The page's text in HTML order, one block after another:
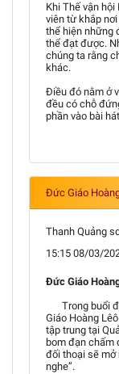
Khi Thế vận
viên từ khắp
thể hiện những
thể đạt được.
chúng ta rằng
khác.
Điều đó nằm ở
đều có chỗ
phần vào bài
Đức Giáo
Thanh Quảng
15:15 08/03/
Đức Giáo
Trong buổi
Giáo Hoàng
tập trung tại
bom đạn chấm
đối thoại sẽ mở
nghe”.